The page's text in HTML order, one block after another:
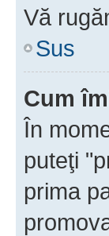
Vă
Sus
Cum
În
puteţi
prima